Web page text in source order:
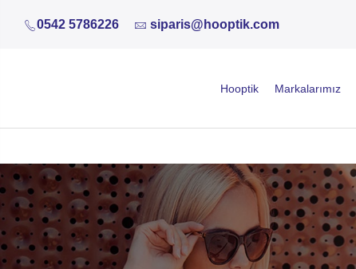
0542 5786226 siparis@hooptik.com
Hooptik Markalarımız